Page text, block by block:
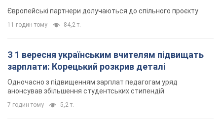
Європейські партнери долучаються до спільного проєкту
11 годин тому 84,2 т.
З 1 вересня українським вчителям підвищать
зарплати: Корецький розкрив деталі
Одночасно з підвищенням зарплат педагогам уряд
анонсував збільшення студентських стипендій
7 годин тому 5,2 т.